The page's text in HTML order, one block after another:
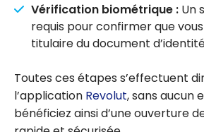
Vérification biométrique : Un
requis pour confirmer que
titulaire du document
Toutes ces étapes s’effectuent
l’application Revolut, sans aucun
bénéficiez ainsi d’une ouverture